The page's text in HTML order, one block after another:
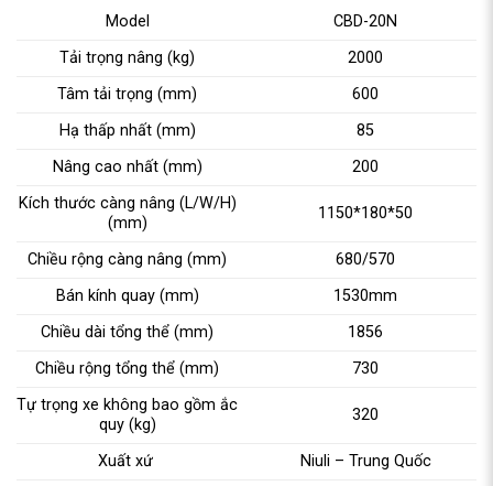
Model
CBD-20N
Tải trọng nâng (kg)
2000
Tâm tải trọng (mm)
600
Hạ thấp nhất (mm)
85
Nâng cao nhất (mm)
200
Kích thước càng nâng (L/W/H)
(mm)
1150*180*50
Chiều rộng càng nâng (mm)
680/570
Bán kính quay (mm)
1530mm
Chiều dài tổng thể (mm)
1856
Chiều rộng tổng thể (mm)
730
Tự trọng xe không bao gồm ắc
quy (kg)
320
Xuất xứ Niuli – Trung Quốc